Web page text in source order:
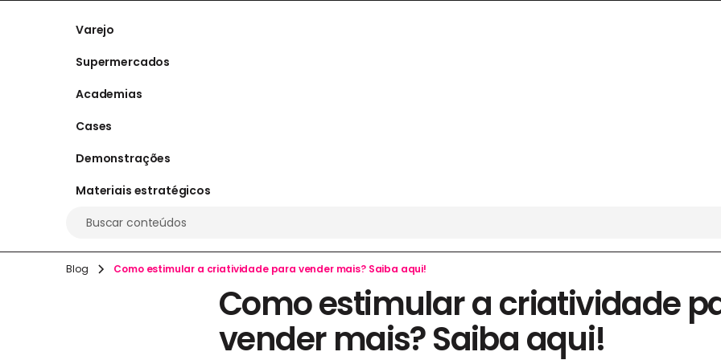
Varejo
Supermercados
Academias
Cases
Demonstrações
Materiais estratégicos
Buscar conteúdos
Blog Como estimular a criatividade para vender mais? Saiba aqui!
Como estimular a criatividade
vender mais? Saiba aqui!